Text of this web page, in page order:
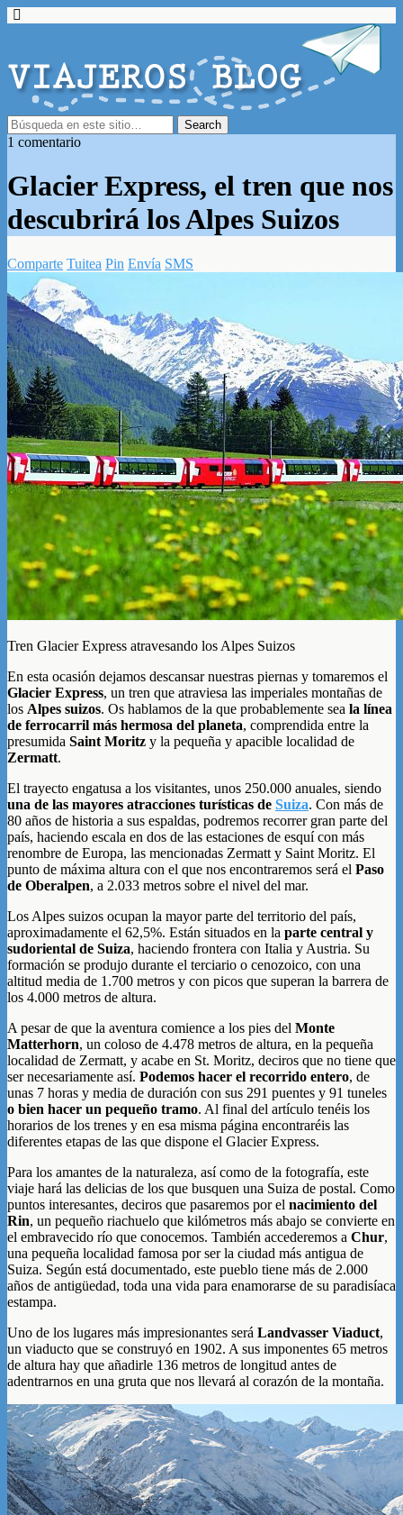
1 comentario
Glacier Express, el tren que nos
descubrirá los Alpes Suizos
Comparte Tuitea Pin Envía SMS
Tren Glacier Express atravesando los Alpes Suizos
En esta ocasión dejamos descansar nuestras piernas y tomaremos el
Glacier Express, un tren que atraviesa las imperiales montañas de
los Alpes suizos. Os hablamos de la que probablemente sea la línea
de ferrocarril más hermosa del planeta, comprendida entre la
presumida Saint Moritz y la pequeña y apacible localidad de
Zermatt.
El trayecto engatusa a los visitantes, unos 250.000 anuales, siendo
una de las mayores atracciones turísticas de Suiza. Con más de
80 años de historia a sus espaldas, podremos recorrer gran parte del
país, haciendo escala en dos de las estaciones de esquí con más
renombre de Europa, las mencionadas Zermatt y Saint Moritz. El
punto de máxima altura con el que nos encontraremos será el Paso
de Oberalpen, a 2.033 metros sobre el nivel del mar.
Los Alpes suizos ocupan la mayor parte del territorio del país,
aproximadamente el 62,5%. Están situados en la parte central y
sudoriental de Suiza, haciendo frontera con Italia y Austria. Su
formación se produjo durante el terciario o cenozoico, con una
altitud media de 1.700 metros y con picos que superan la barrera de
los 4.000 metros de altura.
A pesar de que la aventura comience a los pies del Monte
Matterhorn, un coloso de 4.478 metros de altura, en la pequeña
localidad de Zermatt, y acabe en St. Moritz, deciros que no tiene que
ser necesariamente así. Podemos hacer el recorrido entero, de
unas 7 horas y media de duración con sus 291 puentes y 91 tuneles
o bien hacer un pequeño tramo. Al final del artículo tenéis los
horarios de los trenes y en esa misma página encontraréis las
diferentes etapas de las que dispone el Glacier Express.
Para los amantes de la naturaleza, así como de la fotografía, este
viaje hará las delicias de los que busquen una Suiza de postal. Como
puntos interesantes, deciros que pasaremos por el nacimiento del
Rin, un pequeño riachuelo que kilómetros más abajo se convierte en
el embravecido río que conocemos. También accederemos a Chur,
una pequeña localidad famosa por ser la ciudad más antigua de
Suiza. Según está documentado, este pueblo tiene más de 2.000
años de antigüedad, toda una vida para enamorarse de su paradisíaca
estampa.
Uno de los lugares más impresionantes será Landvasser Viaduct,
un viaducto que se construyó en 1902. A sus imponentes 65 metros
de altura hay que añadirle 136 metros de longitud antes de
adentrarnos en una gruta que nos llevará al corazón de la montaña.